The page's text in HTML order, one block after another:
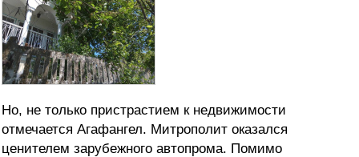
Но, не только пристрастием к недвижимости
отмечается Агафангел. Митрополит оказался
ценителем зарубежного автопрома. Помимо